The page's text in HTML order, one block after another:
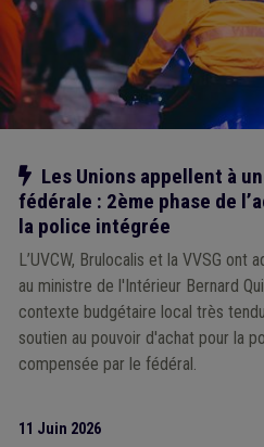
Notre action
Les Unions appellent à
fédérale : 2ème phase de
la police intégrée
L’UVCW, Brulocalis et la VVSG ont
au ministre de l'Intérieur Bernard
contexte budgétaire local très
soutien au pouvoir d'achat pour la
compensée par le fédéral.
11 Juin 2026